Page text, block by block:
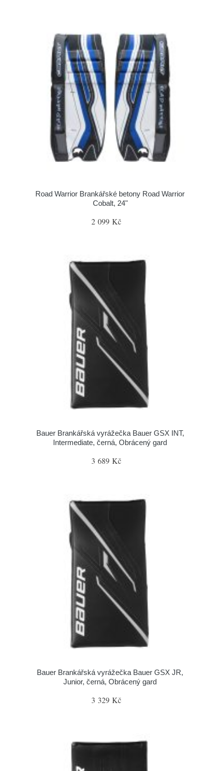
Road Warrior Brankářské betony Road Warrior
Cobalt, 24"
2 099 Kč
Bauer Brankářská vyrážečka Bauer GSX INT,
Intermediate, černá, Obrácený gard
3 689 Kč
Bauer Brankářská vyrážečka Bauer GSX JR,
Junior, černá, Obrácený gard
3 329 Kč